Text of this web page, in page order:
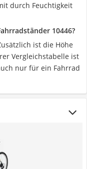
durch Feuchtigkeit
10446?
ist die Höhe
Vergleichstabelle ist
nur für ein Fahrrad